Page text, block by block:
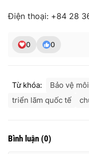
Điện thoại: +84 28
0 0
Từ khóa: Bảo vệ
triển lãm quốc tế
Bình luận (0)